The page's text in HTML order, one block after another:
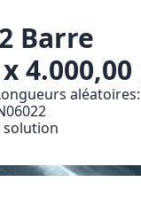
Barre
solution